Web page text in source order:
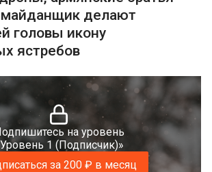
майданщик делают
головы икону
ястребов
на уровень
1 (Подписчик)»
за 200 ₽ в месяц